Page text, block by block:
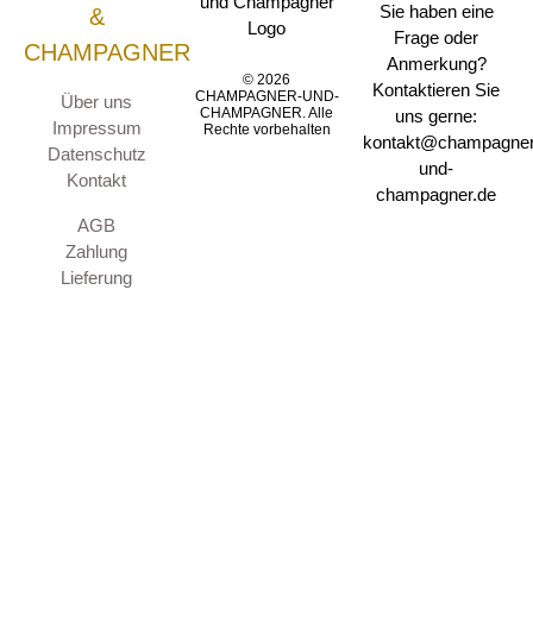
&
CHAMPAGNER
Über uns
Impressum
Datenschutz
Kontakt
AGB
Zahlung
Lieferung
© 2026
CHAMPAGNER-UND-
CHAMPAGNER. Alle
Rechte vorbehalten
Sie haben eine
Frage oder
Anmerkung?
Kontaktieren Sie
uns gerne:
und-
champagner.de